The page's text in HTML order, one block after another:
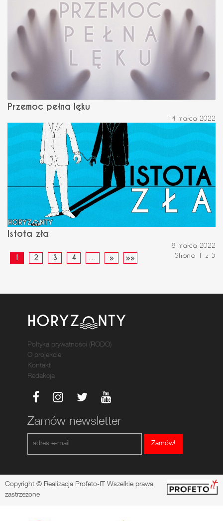
Przemoc pełna lęku
14 marca 2022
Istota zła
8 marca 2022
Strona 1 z 5
1 2 3 4 … » »»
Poltyka prywatności (RODO)
O projekcie
Kontakt
Redakcja
Zamów newsletter
Zamów!
Copyright © Realizacja Profeto-IT Wszelkie prawa
zastrzeżone